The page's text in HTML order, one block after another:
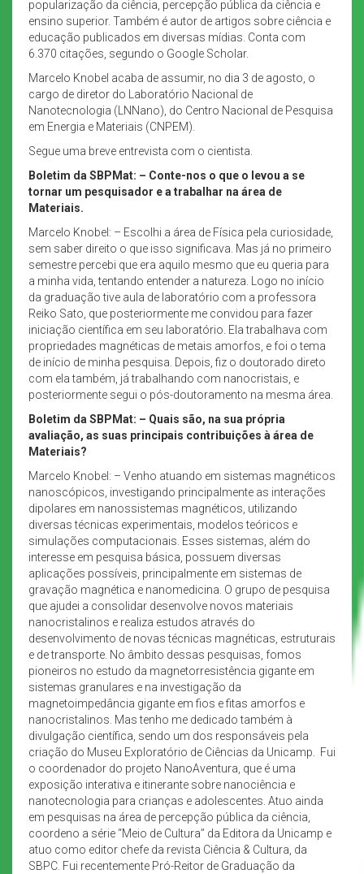
popularização da ciência, percepção pública da ciência e
ensino superior. Também é autor de artigos sobre ciência e
educação publicados em diversas mídias. Conta com
6.370 citações, segundo o Google Scholar.
Marcelo Knobel acaba de assumir, no dia 3 de agosto, o
cargo de diretor do Laboratório Nacional de
Nanotecnologia (LNNano), do Centro Nacional de Pesquisa
em Energia e Materiais (CNPEM).
Segue uma breve entrevista com o cientista.
Boletim da SBPMat: – Conte-nos o que o levou a se
tornar um pesquisador e a trabalhar na área de
Materiais.
Marcelo Knobel: – Escolhi a área de Física pela curiosidade,
sem saber direito o que isso significava. Mas já no primeiro
semestre percebi que era aquilo mesmo que eu queria para
a minha vida, tentando entender a natureza. Logo no início
da graduação tive aula de laboratório com a professora
Reiko Sato, que posteriormente me convidou para fazer
iniciação científica em seu laboratório. Ela trabalhava com
propriedades magnéticas de metais amorfos, e foi o tema
de início de minha pesquisa. Depois, fiz o doutorado direto
com ela também, já trabalhando com nanocristais, e
posteriormente segui o pós-doutoramento na mesma área.
Boletim da SBPMat: – Quais são, na sua própria
avaliação, as suas principais contribuições à área de
Materiais?
Marcelo Knobel: – Venho atuando em sistemas magnéticos
nanoscópicos, investigando principalmente as interações
dipolares em nanossistemas magnéticos, utilizando
diversas técnicas experimentais, modelos teóricos e
simulações computacionais. Esses sistemas, além do
interesse em pesquisa básica, possuem diversas
aplicações possíveis, principalmente em sistemas de
gravação magnética e nanomedicina. O grupo de pesquisa
que ajudei a consolidar desenvolve novos materiais
nanocristalinos e realiza estudos através do
desenvolvimento de novas técnicas magnéticas, estruturais
e de transporte. No âmbito dessas pesquisas, fomos
pioneiros no estudo da magnetorresistência gigante em
sistemas granulares e na investigação da
magnetoimpedância gigante em fios e fitas amorfos e
nanocristalinos. Mas tenho me dedicado também à
divulgação científica, sendo um dos responsáveis pela
criação do Museu Exploratório de Ciências da Unicamp. Fui
o coordenador do projeto NanoAventura, que é uma
exposição interativa e itinerante sobre nanociência e
nanotecnologia para crianças e adolescentes. Atuo ainda
em pesquisas na área de percepção pública da ciência,
coordeno a série “Meio de Cultura” da Editora da Unicamp e
atuo como editor chefe da revista Ciência & Cultura, da
SBPC. Fui recentemente Pró-Reitor de Graduação da